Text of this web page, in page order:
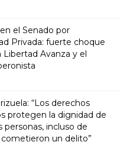
el Senado por
Privada: fuerte choque
Libertad Avanza y el
“Los derechos
protegen la dignidad de
personas, incluso de
un delito”